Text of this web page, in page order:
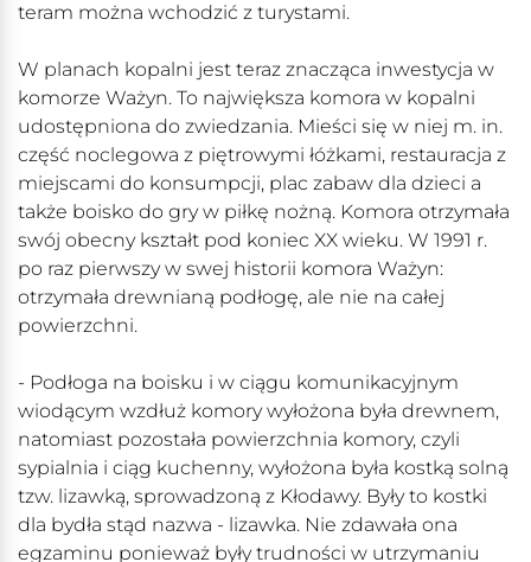
teram można wchodzić z turystami.
W planach kopalni jest teraz znacząca inwestycja w
komorze Ważyn. To największa komora w kopalni
udostępniona do zwiedzania. Mieści się w niej m. in.
część noclegowa z piętrowymi łóżkami, restauracja z
miejscami do konsumpcji, plac zabaw dla dzieci a
także boisko do gry w piłkę nożną. Komora otrzymała
swój obecny kształt pod koniec XX wieku. W 1991 r.
po raz pierwszy w swej historii komora Ważyn:
otrzymała drewnianą podłogę, ale nie na całej
powierzchni.
- Podłoga na boisku i w ciągu komunikacyjnym
wiodącym wzdłuż komory wyłożona była drewnem,
natomiast pozostała powierzchnia komory, czyli
sypialnia i ciąg kuchenny, wyłożona była kostką solną
tzw. lizawką, sprowadzoną z Kłodawy. Były to kostki
dla bydła stąd nazwa - lizawka. Nie zdawała ona
egzaminu ponieważ były trudności w utrzymaniu